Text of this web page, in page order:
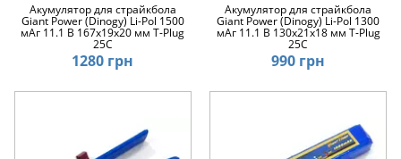
Акумулятор для страйкбола
Giant Power (Dinogy) Li-Pol 1500
мАг 11.1 В 167x19x20 мм T-Plug
25C
1280 грн
Акумулятор для страйкбола
Giant Power (Dinogy) Li-Pol 1300
мАг 11.1 В 130x21x18 мм T-Plug
25C
990 грн